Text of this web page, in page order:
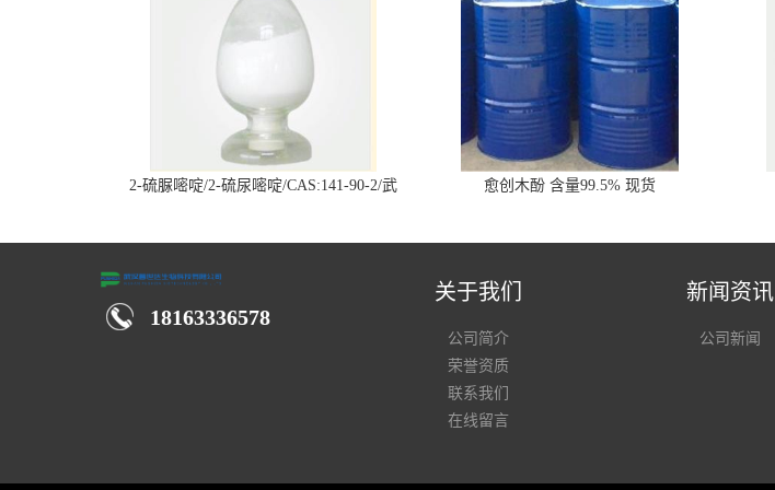
2-硫脲嘧啶/2-硫尿嘧啶/CAS:141-90-2/武
愈创木酚 含量99.5% 现货
18163336578
关于我们
公司简介
荣誉资质
联系我们
在线留言
新闻资讯
公司新闻